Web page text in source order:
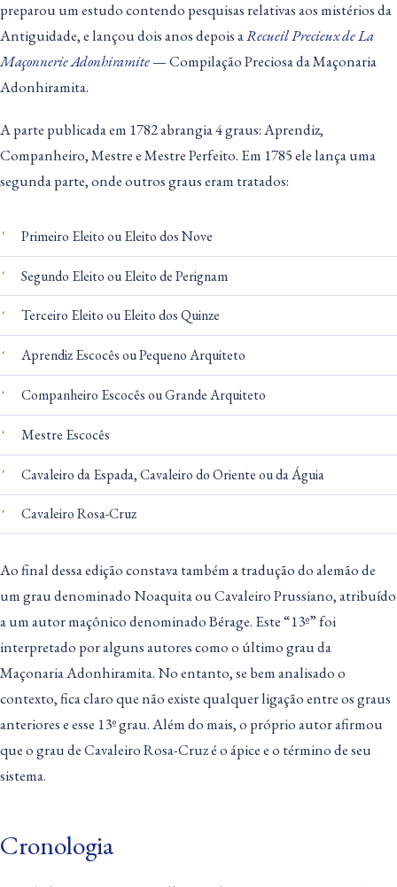
preparou um estudo contendo pesquisas relativas aos mistérios da
Antiguidade, e lançou dois anos depois aRecueil Precieux de La
Maçonnerie Adonhiramite— Compilação Preciosa da Maçonaria
Adonhiramita.
A parte publicada em 1782 abrangia 4 graus: Aprendiz,
Companheiro, Mestre e Mestre Perfeito. Em 1785 ele lança uma
segunda parte, onde outros graus eram tratados:
Primeiro Eleito ou Eleito dos Nove
Segundo Eleito ou Eleito de Perignam
Terceiro Eleito ou Eleito dos Quinze
Aprendiz Escocês ou Pequeno Arquiteto
Companheiro Escocês ou Grande Arquiteto
Mestre Escocês
Cavaleiro da Espada, Cavaleiro do Oriente ou da Águia
Cavaleiro Rosa-Cruz
Ao final dessa edição constava também a tradução do alemão de
um grau denominado Noaquita ou Cavaleiro Prussiano, atribuído
a um autor maçônico denominado Bérage. Este “13º” foi
interpretado por alguns autores como o último grau da
Maçonaria Adonhiramita. No entanto, se bem analisado o
contexto, fica claro que não existe qualquer ligação entre os graus
anteriores e esse 13º grau. Além do mais, o próprio autor afirmou
que o grau de Cavaleiro Rosa-Cruz é o ápice e o término de seu
sistema.
Cronologia